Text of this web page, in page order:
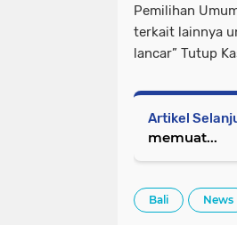
Pemilihan
terkait lainnya
lancar” Tutup
Artikel
memuat...
Bali News